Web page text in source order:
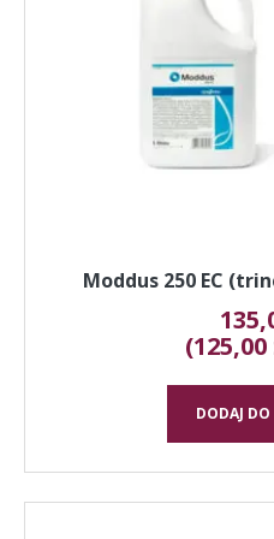
Moddus 250 EC
(125,00
DODAJ